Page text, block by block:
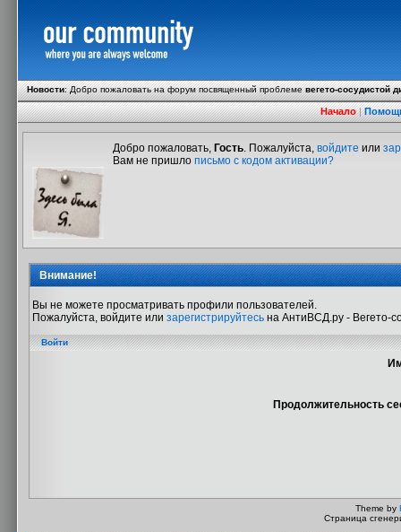
Новости:Добро пожаловать на форум посвященный проблемевегето-сосудистой
Начало|
Добро пожаловать, Гость. Пожалуйста, войдите или
Вам не пришло письмо с кодом активации?
Внимание!
Вы не можете просматривать профили пользователей.
Пожалуйста, войдите или зарегистрируйтесь на АнтиВСД.ру - Вегето-
Войти
Продолжительность
Theme by
Страница